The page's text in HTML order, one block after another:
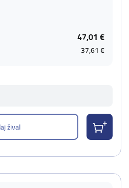
47,01 €
37,61 €
žival